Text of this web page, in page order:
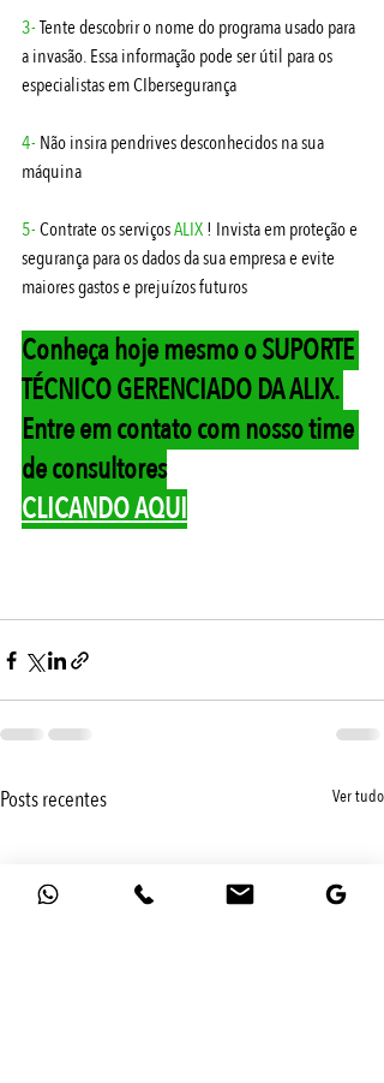
3- Tente descobrir o nome do programa usado para
a invasão. Essa informação pode ser útil para os
especialistas em CIbersegurança
4- Não insira pendrives desconhecidos na sua
máquina
5- Contrate os serviços ALIX ! Invista em proteção e
segurança para os dados da sua empresa e evite
maiores gastos e prejuízos futuros
Conheça hoje mesmo o SUPORTE
TÉCNICO GERENCIADO DA ALIX.
Entre em contato com nosso time
de consultores
CLICANDO AQUI
Posts recentes Ver tudo